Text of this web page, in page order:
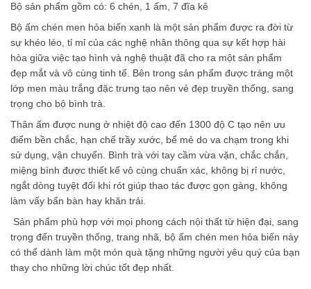
Bộ sản phẩm gồm có: 6 chén, 1 ấm, 7 đĩa kê
Bộ ấm chén men hỏa biến xanh là một sản phẩm được ra đời từ
sự khéo léo, tỉ mỉ của các nghệ nhân thông qua sự kết hợp hài
hòa giữa việc tạo hình và nghệ thuật đã cho ra một sản phẩm
đẹp mắt và vô cùng tinh tế. Bên trong sản phẩm được tráng một
lớp men màu trắng đặc trưng tạo nên vẻ đẹp truyền thống, sang
trọng cho bộ bình trà.
Thân ấm được nung ở nhiệt độ cao đến 1300 độ C tạo nên ưu
điểm bền chắc, hạn chế trầy xước, bể mẻ do va chạm trong khi
sử dụng, vận chuyển. Bình trà với tay cầm vừa vặn, chắc chắn,
miệng bình được thiết kế vô cùng chuẩn xác, không bị rỉ nước,
ngắt dòng tuyệt đối khi rót giúp thao tác được gọn gàng, không
làm vấy bẩn bàn hay khăn trải.
Sản phẩm phù hợp với mọi phong cách nội thất từ hiện đại, sang
trọng đến truyền thống, trang nhã, bộ ấm chén men hỏa biến này
có thể dành làm một món quà tặng những người yêu quý của bạn
thay cho những lời chúc tốt đẹp nhất.